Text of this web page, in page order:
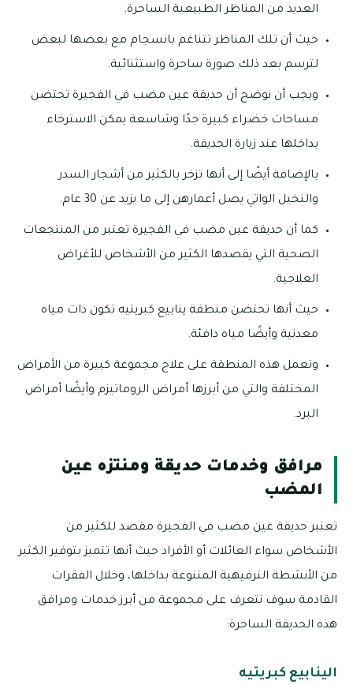
العديد من المناظر الطبيعية الساحرة.
حيث أن تلك المناظر تتناغم بانسجام مع بعضها لبعض
لترسم بعد ذلك صورة ساحرة واستثنائية.
ويجب أن نوضح أن حديقة عين مضب في الفجيرة تحتضن
مساحات خضراء كبيرة جدًا وشاسعة يمكن الاسترخاء
بداخلها عند زيارة الحديقة.
بالإضافة أيضًا إلى أنها تزخر بالكثير من أشجار السدر
والنخيل الواتي يصل أعمارهن إلى ما يزيد عن 30 عام.
كما أن حديقة عين مضب في الفجيرة تعتبر من المنتجعات
الصحية التي يقصدها الكثير من الأشخاص للأغراض
العلاجية.
حيث أنها تحتضن منطقة ينابيع كبريتيه تكون ذات مياه
معدنية وأيضًا مياه دافئة.
وتعمل هذه المنطقة على علاج مجموعة كبيرة من الأمراض
المختلفة والتي من أبرزها أمراض الروماتيزم وأيضًا أمراض
البرد.
مرافق وخدمات حديقة ومنتزه عين
المضب
تعتبر حديقة عين مضب في الفجيرة مقصد للكثير من
الأشخاص سواء العائلات أو الأفراد حيث أنها تتميز بتوفير الكثير
من الأنشطة الترفيهية المتنوعة بداخلها، وخلال الفقرات
القادمة سوف نتعرف على مجموعة من أبرز خدمات ومرافق
هذه الحديقة الساحرة:
الينابيع كبريتيه